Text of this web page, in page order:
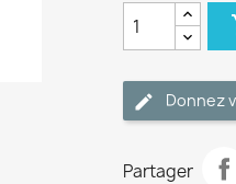
Donnez
Partager